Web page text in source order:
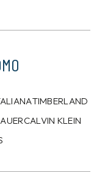
TIMBERLAND
CALVIN KLEIN